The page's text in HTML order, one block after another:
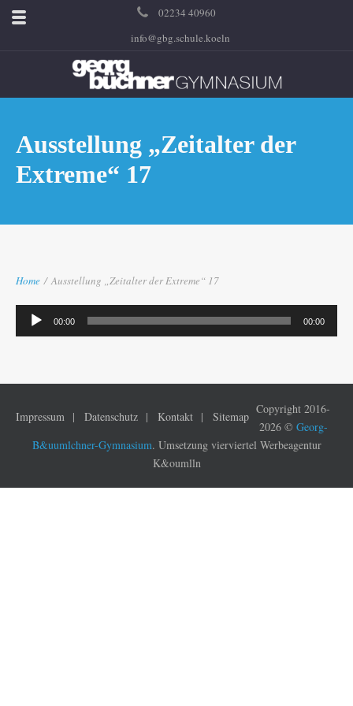
02234 40960
info@gbg.schule.koeln
Ausstellung „Zeitalter der
Extreme“ 17
Home / Ausstellung „Zeitalter der Extreme“ 17
Audio-
Player
00:00 00:00
Impressum Datenschutz Kontakt Sitemap
Copyright 2016-
2026 © Georg-
B&uumlchner-Gymnasium. Umsetzung vierviertel Werbeagentur
K&oumlln